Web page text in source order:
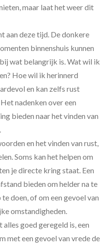
maar laat het weer dit
aan deze tijd. De donkere
binnenshuis kunnen
wat belangrijk is. Wat wil ik
Hoe wil ik herinnerd
en kan zelfs rust
nadenken over een
bieden naar het vinden van
en het vinden van rust,
Soms kan het helpen om
je directe kring staat. Een
bieden om helder na te
doen, of om een gevoel van
omstandigheden.
goed geregeld is, een
met een gevoel van vrede de